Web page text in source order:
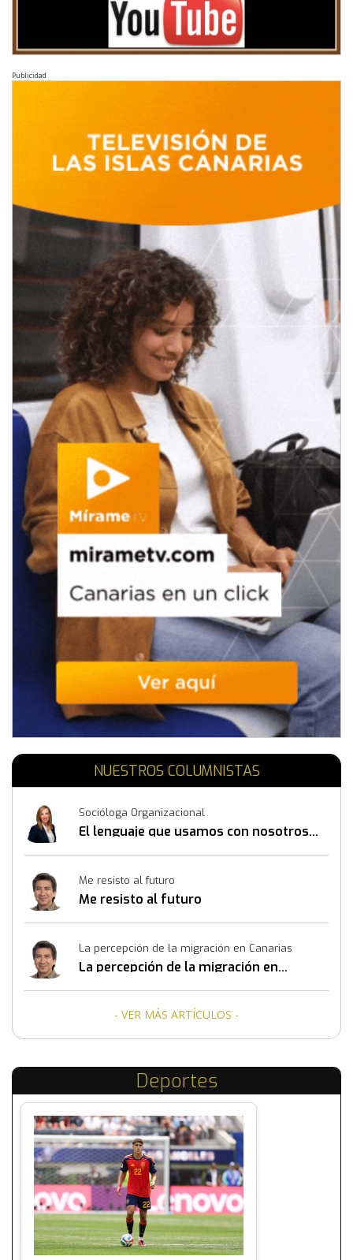
Publicidad
NUESTROS COLUMNISTAS
Socióloga Organizacional
El lenguaje que usamos con nosotros
Me resisto al futuro
Me resisto al futuro
La percepción de la migración en Canarias
La percepción de la migración en
- VER MÁS ARTÍCULOS -
Deportes